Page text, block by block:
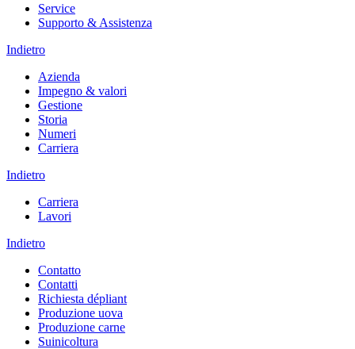
Service
Supporto & Assistenza
Indietro
Azienda
Impegno & valori
Gestione
Storia
Numeri
Carriera
Indietro
Carriera
Lavori
Indietro
Contatto
Contatti
Richiesta dépliant
Produzione uova
Produzione carne
Suinicoltura